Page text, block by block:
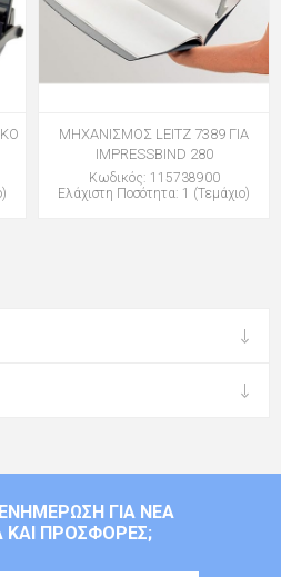
ΜΗΧΑΝΙΣΜΟΣ LEITZ 7389 ΓΙΑ
IMPRESSBIND 280
Κωδικός: 115738900
Ελάχιστη Ποσότητα: 1 (Τεμάχιο)
ΓΙΑ ΝΈΑ
ΚΑΙ ΠΡΟΣΦΟΡΈΣ;